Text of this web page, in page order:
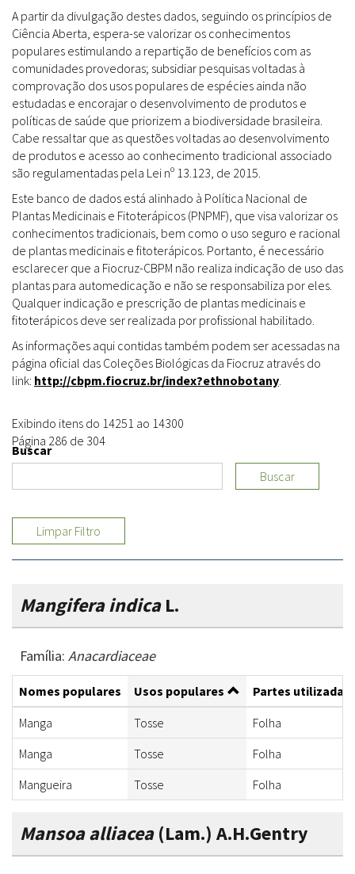
A partir da divulgação destes dados, seguindo os princípios de
Ciência Aberta, espera-se valorizar os conhecimentos
populares estimulando a repartição de benefícios com as
comunidades provedoras; subsidiar pesquisas voltadas à
comprovação dos usos populares de espécies ainda não
estudadas e encorajar o desenvolvimento de produtos e
políticas de saúde que priorizem a biodiversidade brasileira.
Cabe ressaltar que as questões voltadas ao desenvolvimento
de produtos e acesso ao conhecimento tradicional associado
são regulamentadas pela Lei nº 13.123, de 2015.
Este banco de dados está alinhado à Política Nacional de
Plantas Medicinais e Fitoterápicos (PNPMF), que visa valorizar os
conhecimentos tradicionais, bem como o uso seguro e racional
de plantas medicinais e fitoterápicos. Portanto, é necessário
esclarecer que a Fiocruz-CBPM não realiza indicação de uso das
plantas para automedicação e não se responsabiliza por eles.
Qualquer indicação e prescrição de plantas medicinais e
fitoterápicos deve ser realizada por profissional habilitado.
As informações aqui contidas também podem ser acessadas na
página oficial das Coleções Biológicas da Fiocruz através do
link: http://cbpm.fiocruz.br/index?ethnobotany.
Exibindo itens do 14251 ao 14300
Página 286 de 304
Buscar
Buscar
Limpar Filtro
Mangifera indicaL.
Família: Anacardiaceae
Nomes populares Usos populares
Partes utilizadas
Manga
Tosse
Folha
Manga
Tosse
Folha
Mangueira
Tosse Folha
Mansoa alliacea(Lam.) A.H.Gentry